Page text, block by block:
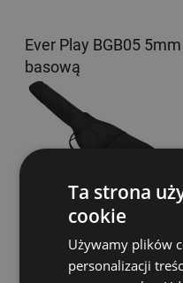
Ever Play BGB05
basową
Ever Play F 116
do basu akustycznego
Ta strona
cookie
Używamy plików
personalizacji